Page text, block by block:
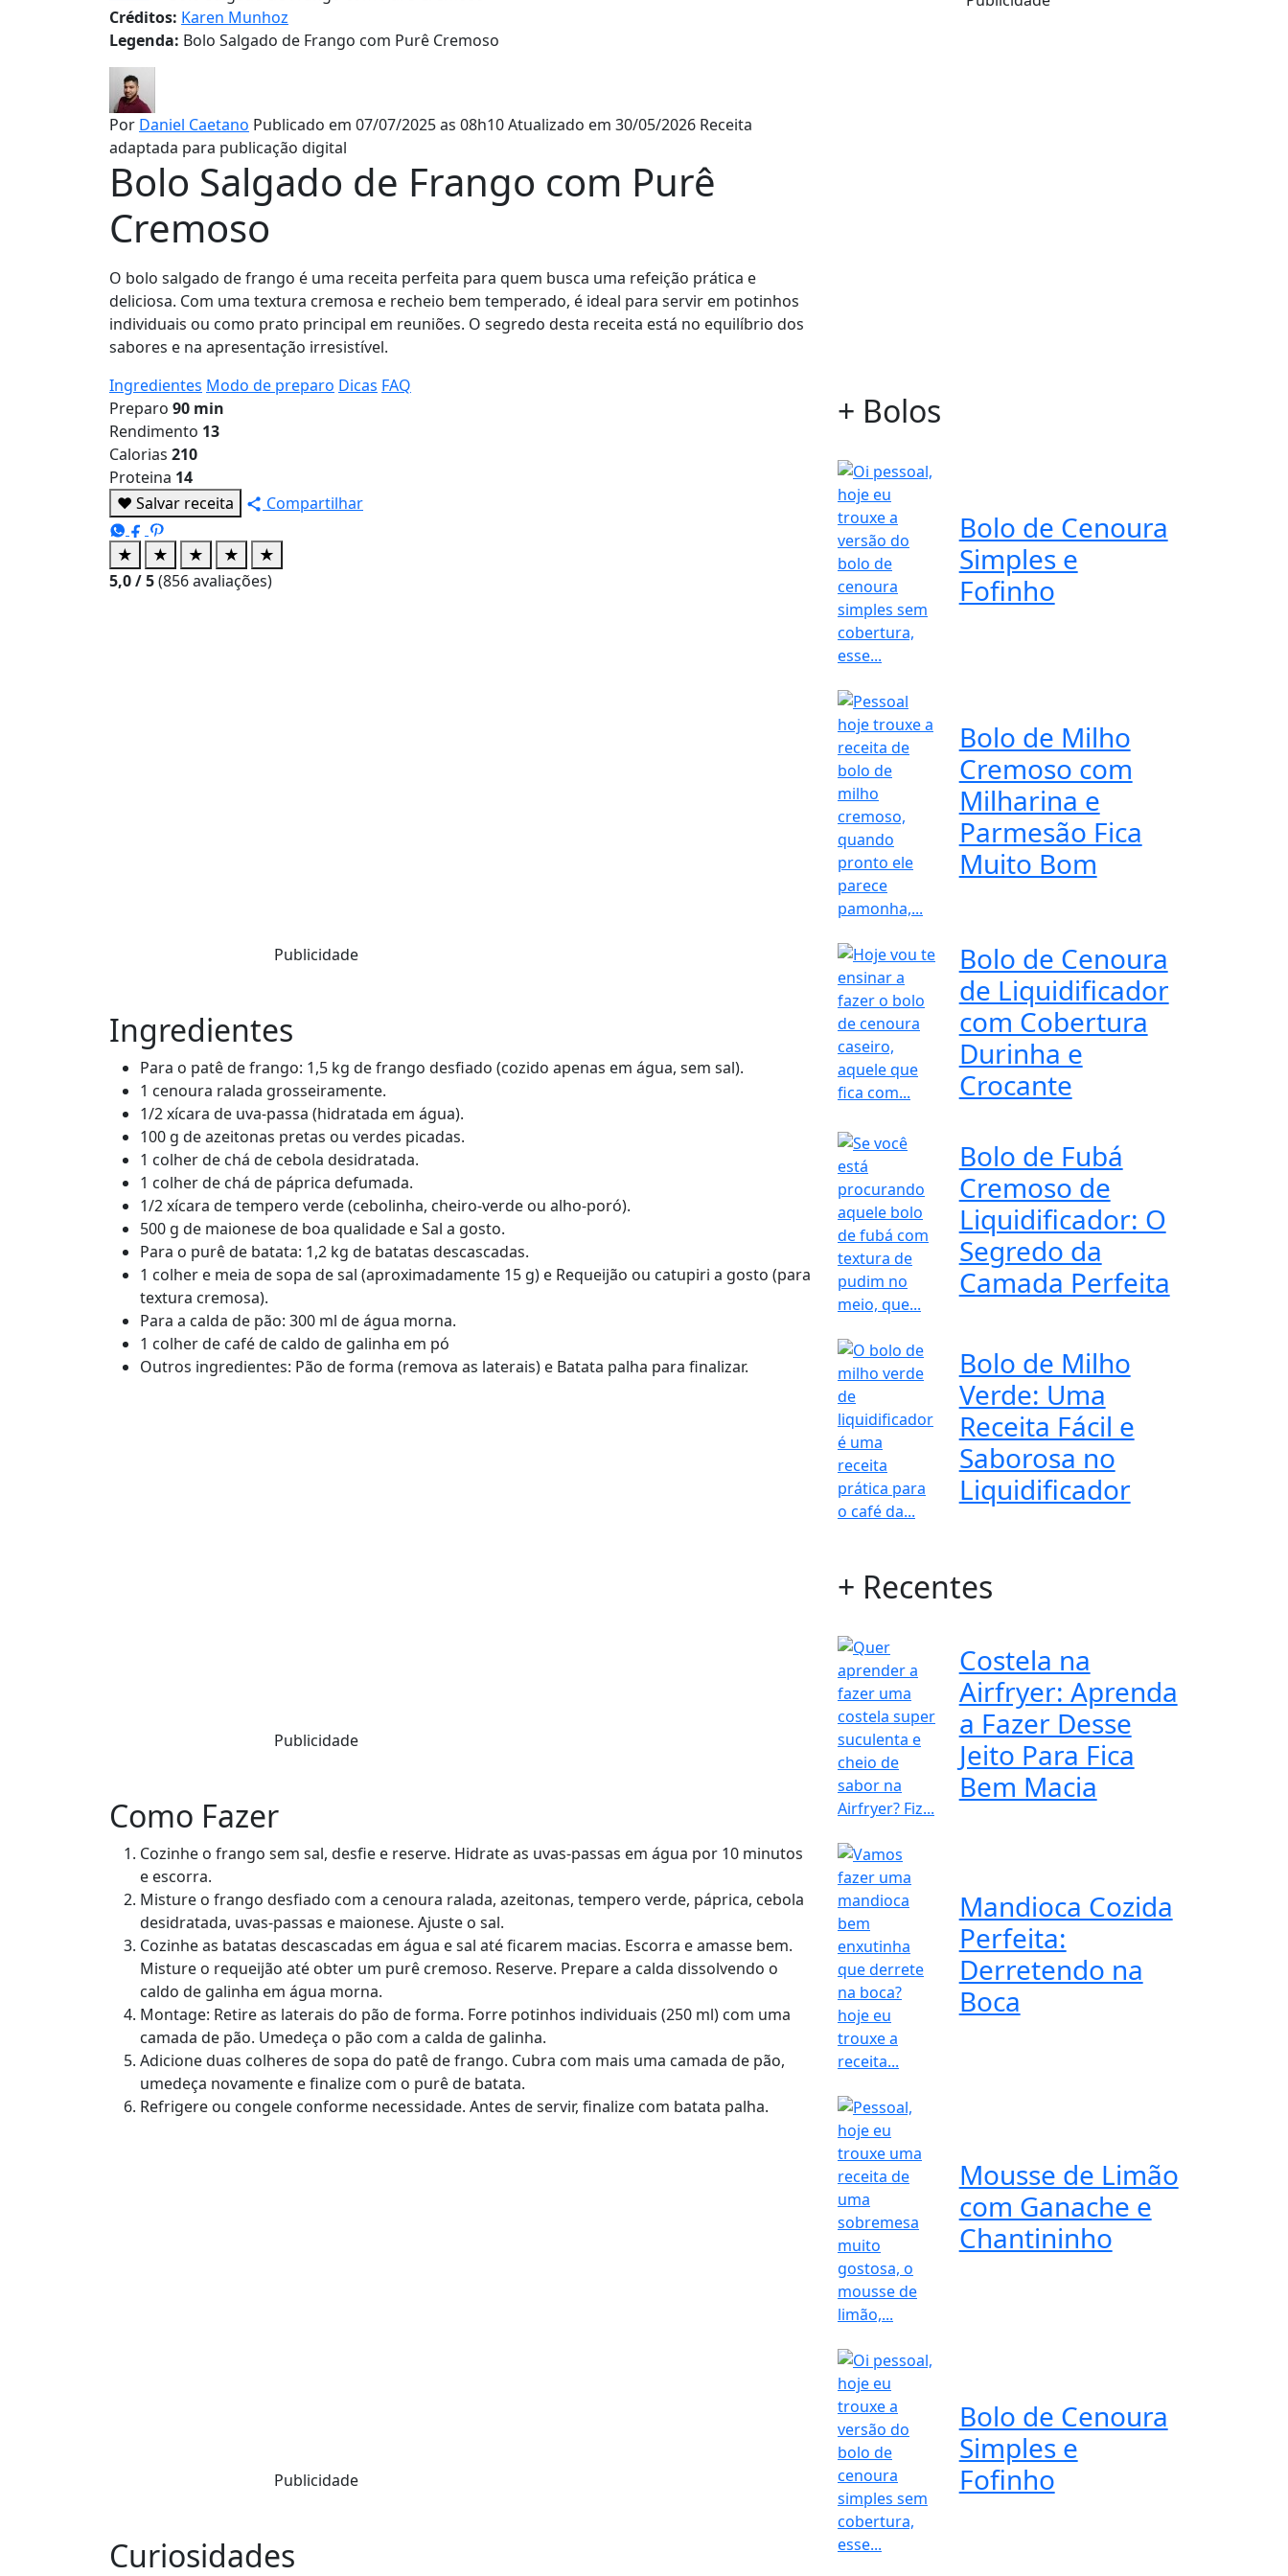
Créditos: Karen Munhoz
Legenda: Bolo Salgado de Frango com Purê Cremoso
Por Daniel Caetano Publicado em 07/07/2025 as 08h10Atualizado em 30/05/2026 Receita
adaptada para publicação digital
Bolo Salgado de Frango com Purê
Cremoso
O bolo salgado de frango é uma receita perfeita para quem busca uma refeição prática e
deliciosa. Com uma textura cremosa e recheio bem temperado, é ideal para servir em potinhos
individuais ou como prato principal em reuniões. O segredo desta receita está no equilíbrio dos
sabores e na apresentação irresistível.
Ingredientes Modo de preparo Dicas FAQ
Preparo 90 min
Rendimento 13
Calorias 210
Proteina 14
♥ Salvar receita Compartilhar
★ ★ ★ ★
★
5,0/ 5(856avaliações)
Publicidade
Ingredientes
Para o patê de frango: 1,5 kg de frango desfiado (cozido apenas em água, sem sal).
1 cenoura ralada grosseiramente.
1/2 xícara de uva-passa (hidratada em água).
100 g de azeitonas pretas ou verdes picadas.
1 colher de chá de cebola desidratada.
1 colher de chá de páprica defumada.
1/2 xícara de tempero verde (cebolinha, cheiro-verde ou alho-poró).
500 g de maionese de boa qualidade e Sal a gosto.
Para o purê de batata: 1,2 kg de batatas descascadas.
1 colher e meia de sopa de sal (aproximadamente 15 g) e Requeijão ou catupiri a gosto (para
textura cremosa).
Para a calda de pão: 300 ml de água morna.
1 colher de café de caldo de galinha em pó
Outros ingredientes: Pão de forma (remova as laterais) e Batata palha para finalizar.
Publicidade
Como Fazer
Cozinhe o frango sem sal, desfie e reserve. Hidrate as uvas-passas em água por 10 minutos
e escorra.
Misture o frango desfiado com a cenoura ralada, azeitonas, tempero verde, páprica, cebola
desidratada, uvas-passas e maionese. Ajuste o sal.
Cozinhe as batatas descascadas em água e sal até ficarem macias. Escorra e amasse bem.
Misture o requeijão até obter um purê cremoso. Reserve. Prepare a calda dissolvendo o
caldo de galinha em água morna.
Montage: Retire as laterais do pão de forma. Forre potinhos individuais (250 ml) com uma
camada de pão. Umedeça o pão com a calda de galinha.
Adicione duas colheres de sopa do patê de frango. Cubra com mais uma camada de pão,
umedeça novamente e finalize com o purê de batata.
Refrigere ou congele conforme necessidade. Antes de servir, finalize com batata palha.
Publicidade
Curiosidades
+ Bolos
Bolo de Cenoura
Simples e
Fofinho
Bolo de Milho
Cremoso com
Milharina e
Parmesão Fica
Muito Bom
Bolo de Cenoura
de Liquidificador
com Cobertura
Durinha e
Crocante
Bolo de Fubá
Cremoso de
Liquidificador: O
Segredo da
Camada Perfeita
Bolo de Milho
Verde: Uma
Receita Fácil e
Saborosa no
Liquidificador
+ Recentes
Costela na
Airfryer: Aprenda
a Fazer Desse
Jeito Para Fica
Bem Macia
Mandioca Cozida
Perfeita:
Derretendo na
Boca
Mousse de Limão
com Ganache e
Chantininho
Bolo de Cenoura
Simples e
Fofinho